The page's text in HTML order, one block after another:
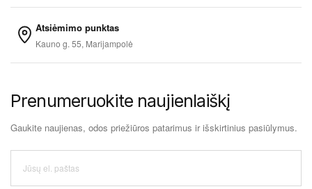
Atsiėmimo punktas
Kauno g. 55, Marijampolė
Prenumeruokite naujienlaiškį
Gaukite naujienas, odos priežiūros patarimus ir išskirtinius pasiūlymus.